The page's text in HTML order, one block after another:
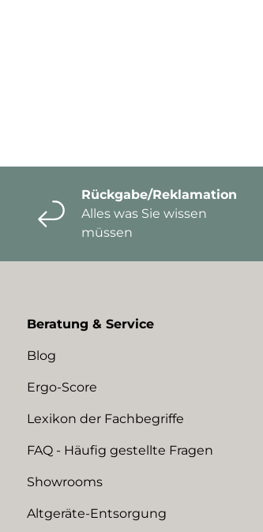
Rückgabe/Reklamation
Alles was Sie wissen
müssen
Beratung & Service
Blog
Ergo-Score
Lexikon der Fachbegriffe
FAQ - Häufig gestellte Fragen
Showrooms
Altgeräte-Entsorgung